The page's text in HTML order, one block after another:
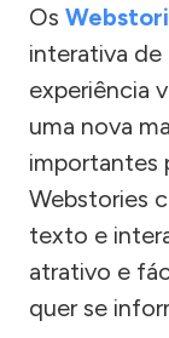
Os
interativa
experiência
uma nova
importantes
Webstories
texto e
atrativo e
quer se